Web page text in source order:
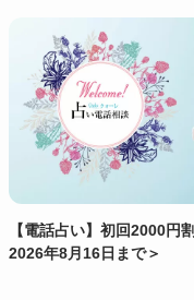
【電話占い】初回2000円
2026年8月16日まで＞